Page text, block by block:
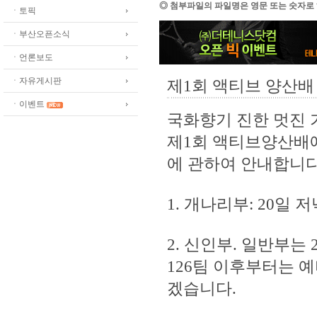
ㆍ토픽
ㆍ부산오픈소식
ㆍ언론보도
ㆍ자유게시판
ㆍ이벤트
◎ 첨부파일의 파일명은 영문 또는 숫자로
제1회 액티브 양산
국화향기 진한 멋진
제1회 액티브양산배
에 관하여 안내합니
1. 개나리부: 20일
2. 신인부. 일반부는
126팀 이후부터는
겠습니다.